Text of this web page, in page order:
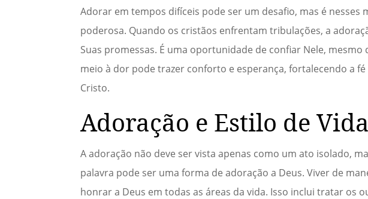
Adorar em tempos difíceis pode ser um desafio, mas é
poderosa. Quando os cristãos enfrentam tribulações, a
Suas promessas. É uma oportunidade de confiar Nele,
meio à dor pode trazer conforto e esperança, fortalecendo a
Cristo.
Adoração e Estilo de Vida
A adoração não deve ser vista apenas como um ato isolado,
palavra pode ser uma forma de adoração a Deus. Viver de
honrar a Deus em todas as áreas da vida. Isso inclui tratar os